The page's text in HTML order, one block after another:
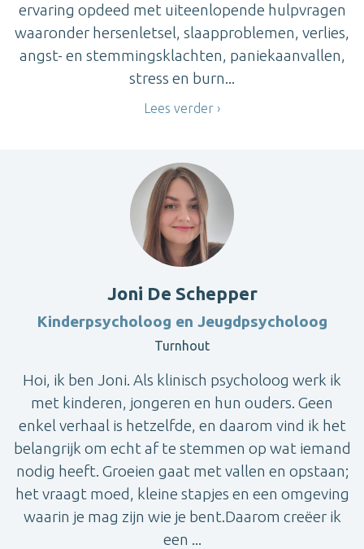
ervaring opdeed met uiteenlopende hulpvragen
waaronder hersenletsel, slaapproblemen, verlies,
angst- en stemmingsklachten, paniekaanvallen,
stress en burn...
Lees verder
Joni De Schepper
Kinderpsycholoog en Jeugdpsycholoog
Turnhout
Hoi, ik ben Joni. Als klinisch psycholoog werk ik
met kinderen, jongeren en hun ouders. Geen
enkel verhaal is hetzelfde, en daarom vind ik het
belangrijk om echt af te stemmen op wat iemand
nodig heeft. Groeien gaat met vallen en opstaan;
het vraagt moed, kleine stapjes en een omgeving
waarin je mag zijn wie je bent.Daarom creëer ik
een ...